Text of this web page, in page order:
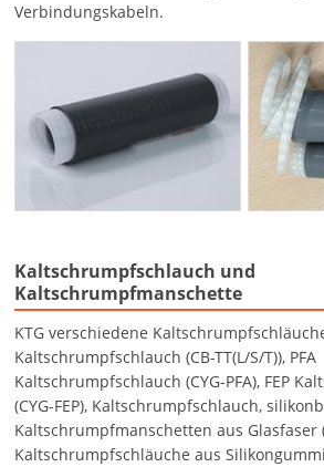
Verbindungskabeln.
Kaltschrumpfschlauch und
Kaltschrumpfmanschette
KTG verschiedene
Kaltschrumpfschlauch (CB-TT(L/S/T)), PFA
Kaltschrumpfschlauch (CYG-PFA), FEP
(CYG-FEP), Kaltschrumpfschlauch,
Kaltschrumpfmanschetten aus Glasfaser
Kaltschrumpfschläuche aus